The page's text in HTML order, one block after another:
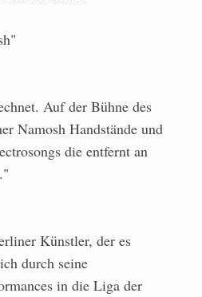
Auf der Bühne des
Namosh Handstände und
die entfernt an
Künstler, der es
durch seine
in die Liga der